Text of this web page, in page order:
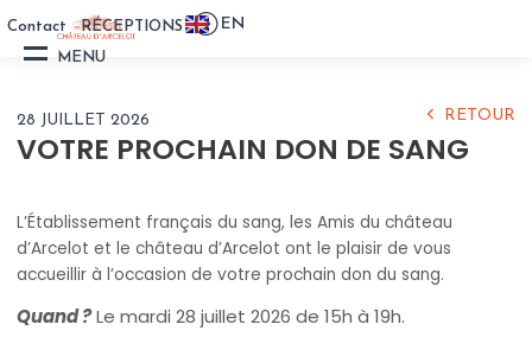
MENU
EN
Contact RÉCEPTIONS
ACTUALITÉS
LES GÎTES
28 JUILLET 2026 RETOUR
VOTRE PROCHAIN DON DE SANG
L’Établissement français du sang, les Amis du château
d’Arcelot et le château d’Arcelot ont le plaisir de vous
accueillir à l’occasion de votre prochain don du sang.
Quand ?Le mardi 28 juillet 2026 de 15h à 19h.